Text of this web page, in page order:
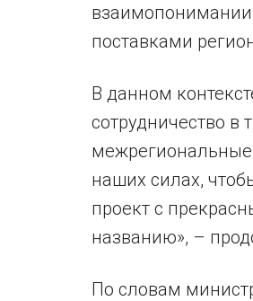
поставками
В данном
сотрудничество
наших силах,
проект с
названию», –
По словам